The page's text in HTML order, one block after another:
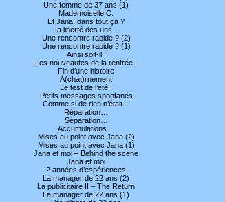
Une femme de 37 ans (1)
Mademoiselle C.
Et Jana, dans tout ça ?
La liberté des uns…
Une rencontre rapide ? (2)
Une rencontre rapide ? (1)
Ainsi soit-il !
Les nouveautés de la rentrée !
Fin d’une histoire
A(chat)rnement
Le test de l’été !
Petits messages spontanés
Comme si de rien n’était…
Réparation…
Séparation…
Accumulations…
Mises au point avec Jana (2)
Mises au point avec Jana (1)
Jana et moi – Behind the scene
Jana et moi
2 années d’espériences
La manager de 22 ans (2)
La publicitaire II – The Return
La manager de 22 ans (1)